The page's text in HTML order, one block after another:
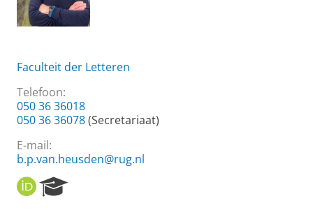
Faculteit der Letteren
Telefoon:
050 36 36018
050 36 36078(Secretariaat)
E-mail:
b.p.van.heusden@rug.nl
O
R